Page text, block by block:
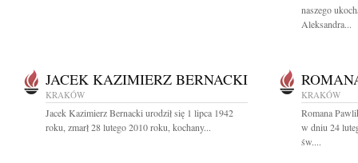
naszego
Aleksandra...
JACEK KAZIMIERZ BERNACKI
KRAKÓW
Jacek Kazimierz Bernacki urodził się 1 lipca 1942
roku, zmarł 28 lutego 2010 roku, kochany...
KRAKÓW
Romana
w dniu 24
św....